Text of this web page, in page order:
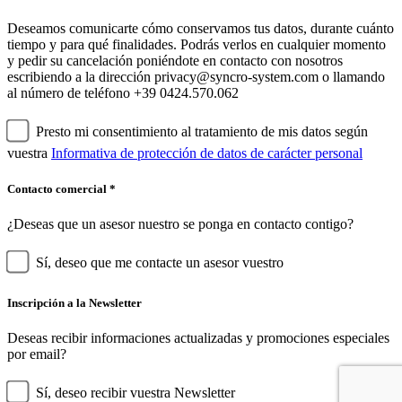
Deseamos comunicarte cómo conservamos tus datos, durante cuánto
tiempo y para qué finalidades. Podrás verlos en cualquier momento
y pedir su cancelación poniéndote en contacto con nosotros
escribiendo a la dirección privacy@syncro-system.com o llamando
al número de teléfono +39 0424.570.062
Presto mi consentimiento al tratamiento de mis datos según
vuestra Informativa de protección de datos de carácter personal
Contacto comercial *
¿Deseas que un asesor nuestro se ponga en contacto contigo?
Sí, deseo que me contacte un asesor vuestro
Inscripción a la Newsletter
Deseas recibir informaciones actualizadas y promociones especiales
por email?
Sí, deseo recibir vuestra Newsletter